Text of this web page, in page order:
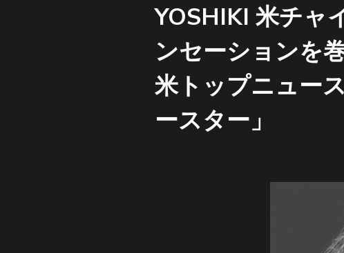
YOSHIKI 米チャ
ンセーションを
米トップニュー
ースター」